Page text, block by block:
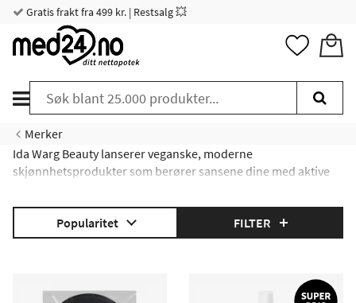
Gratis frakt fra 499 kr. | Restsalg 💥
Merker
Ida Warg Beauty lanserer veganske, moderne
skjønnhetsprodukter som berører sansene dine med aktive
Popularitet FILTER